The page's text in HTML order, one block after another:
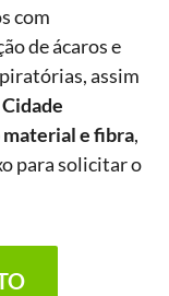
com
de ácaros e
assim
material e fibra,
para solicitar o